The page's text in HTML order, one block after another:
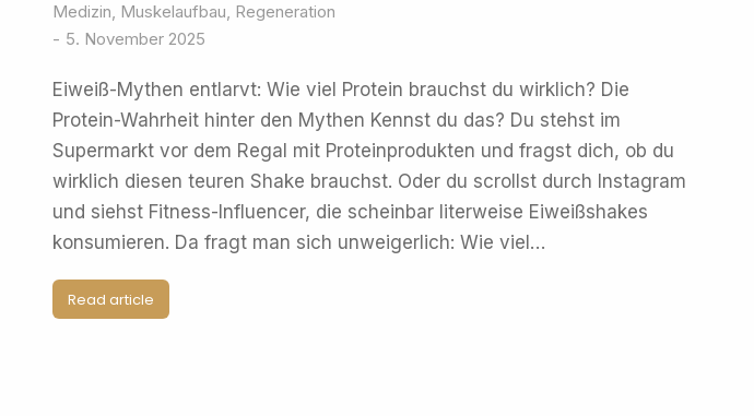
Medizin, Muskelaufbau, Regeneration
5. November 2025
Eiweiß-Mythen entlarvt: Wie viel Protein brauchst du wirklich? Die
Protein-Wahrheit hinter den Mythen Kennst du das? Du stehst im
Supermarkt vor dem Regal mit Proteinprodukten und fragst dich, ob du
wirklich diesen teuren Shake brauchst. Oder du scrollst durch Instagram
und siehst Fitness-Influencer, die scheinbar literweise Eiweißshakes
konsumieren. Da fragt man sich unweigerlich: Wie viel…
Read article